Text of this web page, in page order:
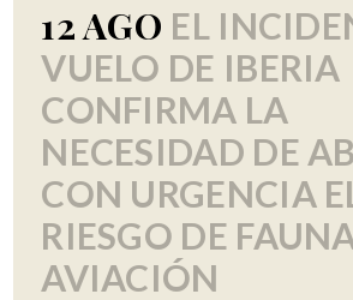
12 AGO EL
VUELO DE IBERIA
CONFIRMA LA
NECESIDAD DE
CON URGENCIA
RIESGO DE
AVIACIÓN